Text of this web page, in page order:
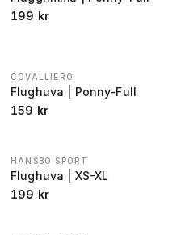
199 kr
COVALLIERO
Flughuva | Ponny-Full
159 kr
HANSBO SPORT
Flughuva | XS-XL
199 kr